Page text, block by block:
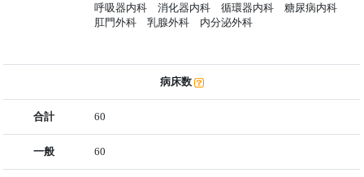
呼吸器内科 消化器内科 循環器内科 糖尿病内科
肛門外科 乳腺外科 内分泌外科
病床数
合計 60
一般 60